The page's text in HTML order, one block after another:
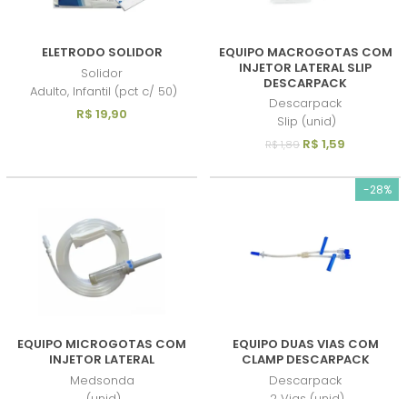
ELETRODO SOLIDOR
Solidor
Adulto, Infantil (pct c/ 50)
R$ 19,90
EQUIPO MACROGOTAS COM
INJETOR LATERAL SLIP
DESCARPACK
Descarpack
Slip (unid)
R$ 1,89 R$ 1,59
EQUIPO MICROGOTAS COM
INJETOR LATERAL
Medsonda
-28%
EQUIPO DUAS VIAS COM
CLAMP DESCARPACK
Descarpack